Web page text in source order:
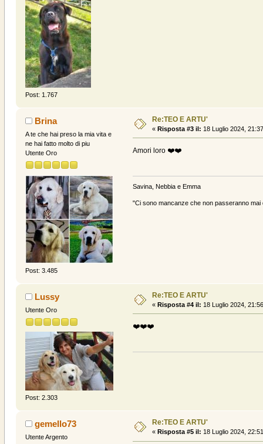
Post: 1.767
Brina
A te che hai preso la mia vita e
ne hai fatto molto di piu
Utente Oro
Post: 3.485
Re:TEO E ARTU'
« Risposta #3 il: 18 Luglio 2024,
Amori loro ❤️❤️
Savina, Nebbia e Emma
"Ci sono mancanze che non passeranno
Lussy
Utente Oro
Post: 2.303
Re:TEO E ARTU'
« Risposta #4 il: 18 Luglio 2024,
❤️❤️❤️
gemello73
Utente Argento
Re:TEO E ARTU'
« Risposta #5 il: 18 Luglio 2024,